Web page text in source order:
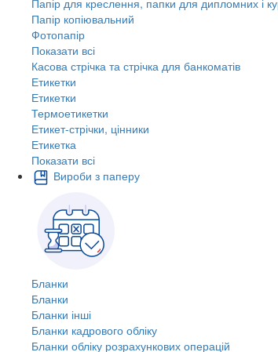
Папір копіювальний
Фотопапір
Показати всі
Касова стрічка та стрічка для банкоматів
Етикетки
Етикетки
Термоетикетки
Етикет-стрічки, цінники
Етикетка
Показати всі
Вироби з паперу
Бланки
Бланки
Бланки інші
Бланки кадрового обліку
Бланки обліку розрахункових операцій